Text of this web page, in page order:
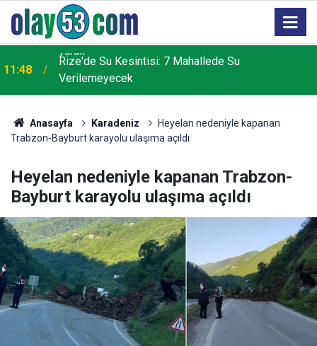
11:48
Rize'de Su Kesintisi: 7 Mahallede Su
Verilemeyecek
Anasayfa Karadeniz
Heyelan nedeniyle kapanan
Trabzon-Bayburt karayolu ulaşıma açıldı
Heyelan nedeniyle kapanan Trabzon-
Bayburt karayolu ulaşıma açıldı